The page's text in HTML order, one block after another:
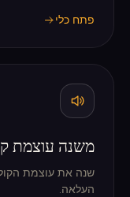
פתח כלי
משנה עוצמת
שנה את עוצמת הקול
העלאה.